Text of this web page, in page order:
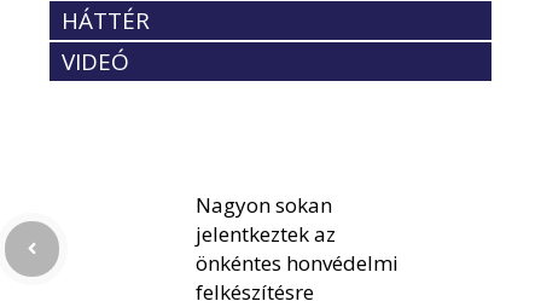
HÁTTÉR
VIDEÓ
Nagyon sokan
jelentkeztek az
önkéntes honvédelmi
felkészítésre